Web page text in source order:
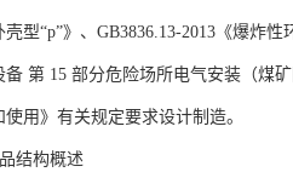
壳型“p”》、GB3836.13-2013《爆炸
备 第 15 部分危险场所电气安装（煤
使用》有关规定要求设计制造。
结构概述